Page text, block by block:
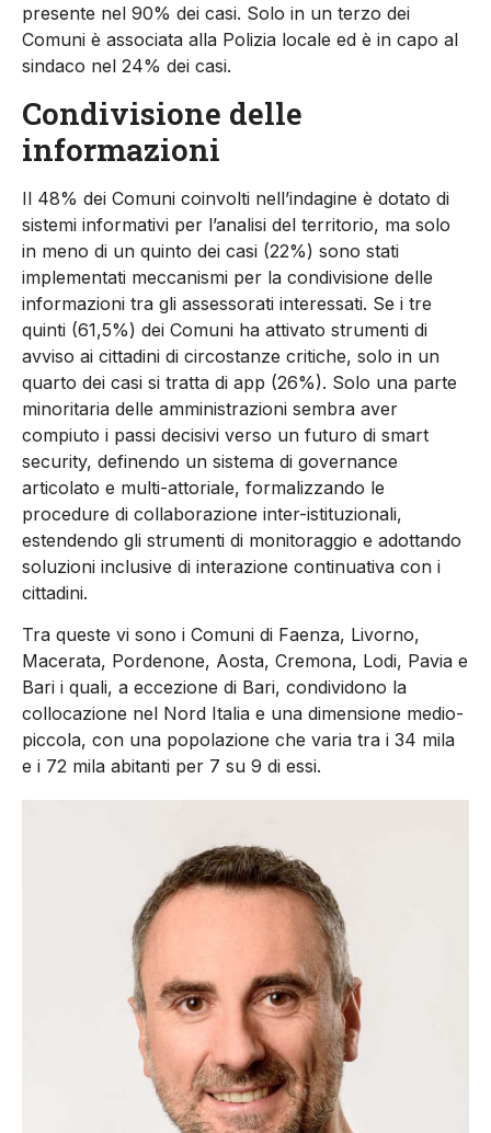
presente nel 90% dei casi. Solo in un terzo dei
Comuni è associata alla Polizia locale ed è in capo al
sindaco nel 24% dei casi.
Condivisione delle
informazioni
Il 48% dei Comuni coinvolti nell’indagine è dotato di
sistemi informativi per l’analisi del territorio, ma solo
in meno di un quinto dei casi (22%) sono stati
implementati meccanismi per la condivisione delle
informazioni tra gli assessorati interessati. Se i tre
quinti (61,5%) dei Comuni ha attivato strumenti di
avviso ai cittadini di circostanze critiche, solo in un
quarto dei casi si tratta di app (26%). Solo una parte
minoritaria delle amministrazioni sembra aver
compiuto i passi decisivi verso un futuro di smart
security, definendo un sistema di governance
articolato e multi-attoriale, formalizzando le
procedure di collaborazione inter-istituzionali,
estendendo gli strumenti di monitoraggio e adottando
soluzioni inclusive di interazione continuativa con i
cittadini.
Tra queste vi sono i Comuni di Faenza, Livorno,
Macerata, Pordenone, Aosta, Cremona, Lodi, Pavia e
Bari i quali, a eccezione di Bari, condividono la
collocazione nel Nord Italia e una dimensione medio-
piccola, con una popolazione che varia tra i 34 mila
e i 72 mila abitanti per 7 su 9 di essi.